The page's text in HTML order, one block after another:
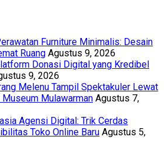
Furniture Minimalis: Desain
Ruang Agustus 9, 2026
Donasi Digital yang Kredibel
9, 2026
Melenu Tampil Spektakuler Lewat
Mulawarman Agustus 7,
Agensi Digital: Trik Cerdas
Toko Online Baru Agustus 5,